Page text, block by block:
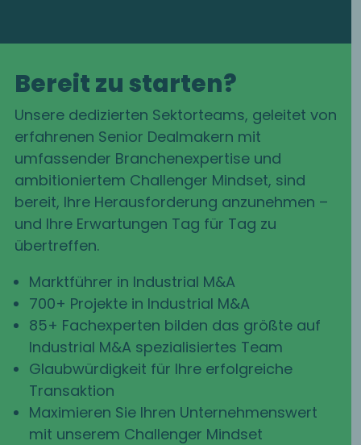
Bereit zu starten?
Unsere dedizierten Sektorteams, geleitet von
erfahrenen Senior Dealmakern mit
umfassender Branchenexpertise und
ambitioniertem Challenger Mindset, sind
bereit, Ihre Herausforderung anzunehmen –
und Ihre Erwartungen Tag für Tag zu
übertreffen.
Marktführer in Industrial M&A
700+ Projekte in Industrial M&A
85+ Fachexperten bilden das größte auf
Industrial M&A spezialisiertes Team
Glaubwürdigkeit für Ihre erfolgreiche
Transaktion
Maximieren Sie Ihren Unternehmenswert
mit unserem Challenger Mindset